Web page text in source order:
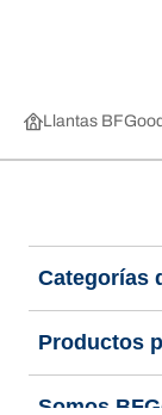
Llantas
Categorías
Productos
Somos